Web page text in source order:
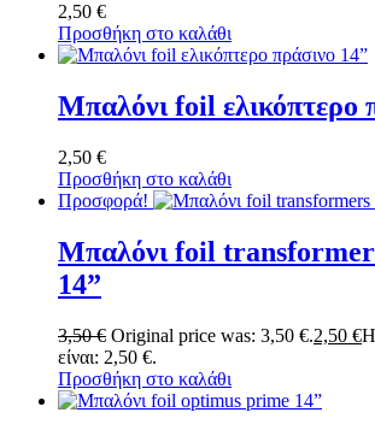
2,50 €
Προσθήκη στο καλάθι
Μπαλόνι foil ελικόπτερο
2,50 €
Προσθήκη στο καλάθι
Προσφορά!
Μπαλόνι foil
14”
3,50€ Original price was: 3,50 €.2,50 €Η
είναι: 2,50 €.
Προσθήκη στο καλάθι